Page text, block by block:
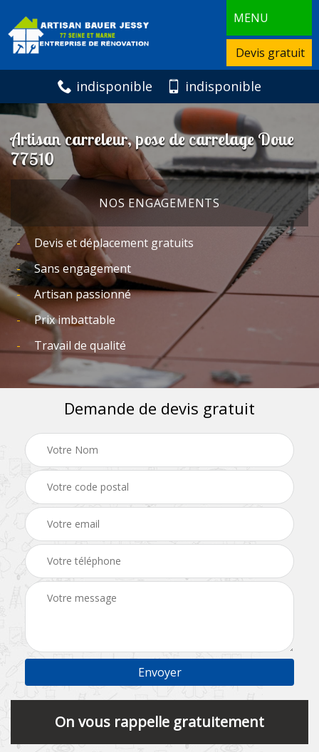
MENU
Devis gratuit
indisponible indisponible
Artisan carreleur, pose de carrelage Doue
77510
NOS ENGAGEMENTS
Devis et déplacement gratuits
Sans engagement
Artisan passionné
Prix imbattable
Travail de qualité
Demande de devis gratuit
On vous rappelle gratuitement